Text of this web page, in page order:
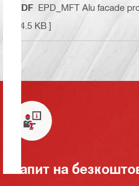
PDF EPD_MFT Alu facade
84.5 KB ]
Запит на